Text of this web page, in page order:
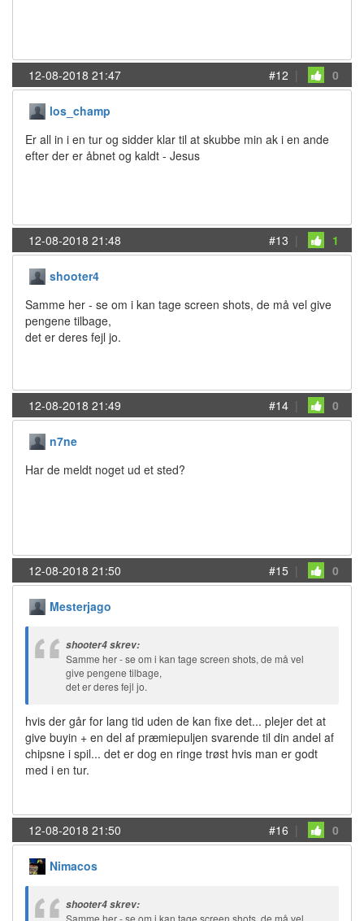
12-08-2018 21:47 #12 | 0
los_champ
Er all in i en tur og sidder klar til at skubbe min ak i en ande
efter der er åbnet og kaldt - Jesus
12-08-2018 21:48 #13 | 1
shooter4
Samme her - se om i kan tage screen shots, de må vel give
pengene tilbage,
det er deres fejl jo.
12-08-2018 21:49 #14 | 0
n7ne
Har de meldt noget ud et sted?
12-08-2018 21:50 #15 | 0
Mesterjago
shooter4 skrev:
Samme her - se om i kan tage screen shots, de må vel
give pengene tilbage,
det er deres fejl jo.
hvis der går for lang tid uden de kan fixe det... plejer det at
give buyin + en del af præmiepuljen svarende til din andel af
chipsne i spil... det er dog en ringe trøst hvis man er godt
med i en tur.
12-08-2018 21:50 #16 | 0
Nimacos
shooter4 skrev:
Samme her - se om i kan tage screen shots, de må vel